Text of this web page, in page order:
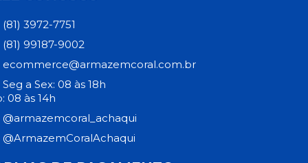
(81) 3972-7751
(81) 99187-9002
ecommerce@armazemcoral.com.br
Seg a Sex: 08 às 18h
08 às 14h
@armazemcoral_achaqui
@ArmazemCoralAchaqui